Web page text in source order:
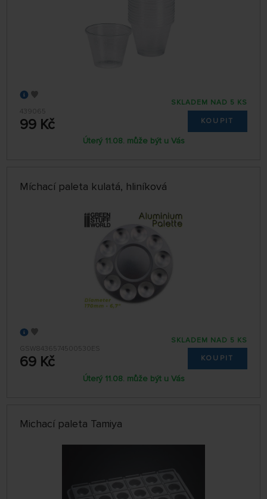
439065
99 Kč
SKLADEM NAD 5 KS
KOUPIT
Úterý 11.08. může být u Vás
Míchací paleta kulatá, hliníková
GSW8436574500530ES
69 Kč
SKLADEM NAD 5 KS
KOUPIT
Úterý 11.08. může být u Vás
Michací paleta Tamiya